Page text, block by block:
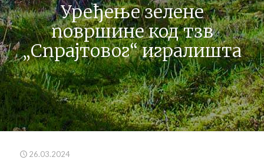
Уређење зелене
површине код тзв
„Спрајтовог“ игралишта
26.03.2024